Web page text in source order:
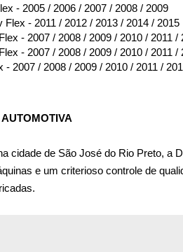
- 2005 / 2006 / 2007 / 2008 / 2009
Flex - 2011 / 2012 / 2013 / 2014 / 2015
- 2007 / 2008 / 2009 / 2010 / 2011 /
- 2007 / 2008 / 2009 / 2010 / 2011 /
- 2007 / 2008 / 2009 / 2010 / 2011 /
cidade de São José do Rio Preto, a
e um criterioso controle de